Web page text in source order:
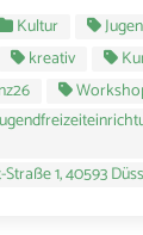
Kultur
kreativ
1, 40593